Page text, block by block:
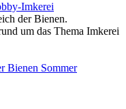
Imkerei
der Bienen.
um das Thema Imkerei
Bienen Sommer